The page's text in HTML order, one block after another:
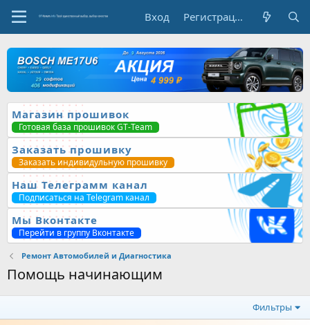
Вход Регистрация
Магазин прошивок
Готовая база прошивок GT-Team
Заказать прошивку
Заказать индивидульную прошивку
Наш Телеграмм канал
Подписаться на Telegram канал
Мы Вконтакте
Перейти в группу Вконтакте
Ремонт Автомобилей и Диагностика
Помощь начинающим
Фильтры